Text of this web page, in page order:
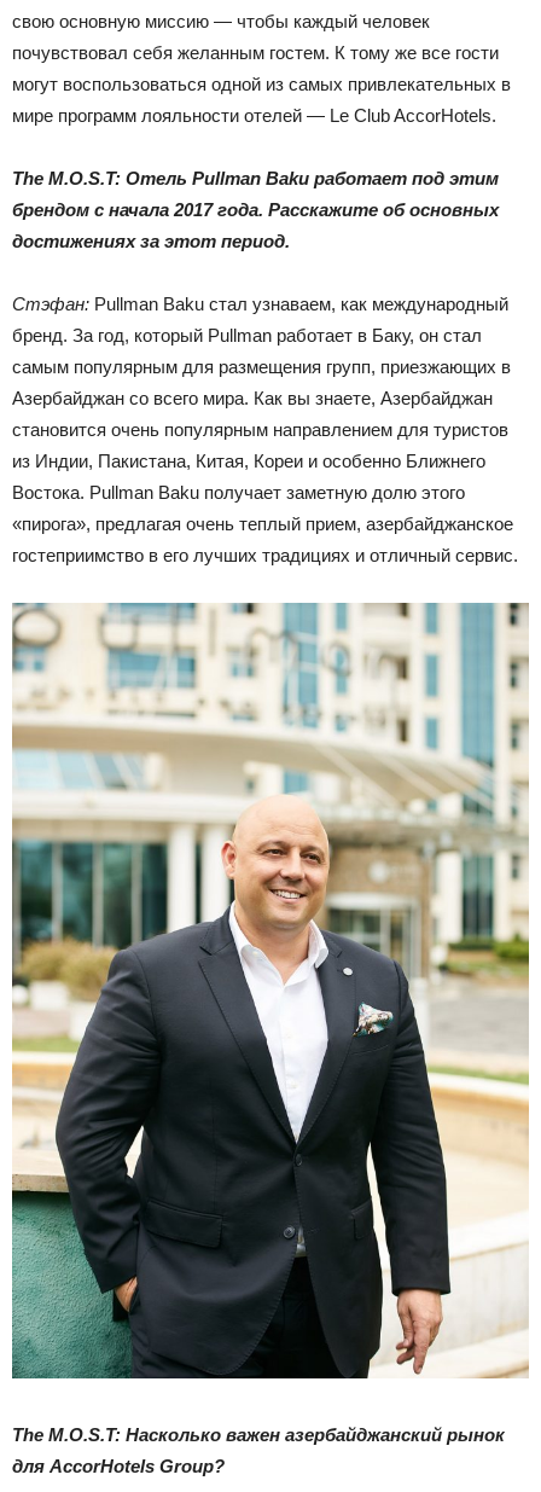
свою основную миссию — чтобы каждый человек
почувствовал себя желанным гостем. К тому же все гости
могут воспользоваться одной из самых привлекательных в
мире программ лояльности отелей — Le Club AccorHotels.
The M.O.S.T: Отель Pullman Baku работает под этим
брендом с начала 2017 года. Расскажите об основных
достижениях за этот период.
Стэфан: Pullman Baku стал узнаваем, как международный
бренд. За год, который Pullman работает в Баку, он стал
самым популярным для размещения групп, приезжающих в
Азербайджан со всего мира. Как вы знаете, Азербайджан
становится очень популярным направлением для туристов
из Индии, Пакистана, Китая, Кореи и особенно Ближнего
Востока. Pullman Baku получает заметную долю этого
«пирога», предлагая очень теплый прием, азербайджанское
гостеприимство в его лучших традициях и отличный сервис.
The M.O.S.T: Насколько важен азербайджанский рынок
для AccorHotels Group?